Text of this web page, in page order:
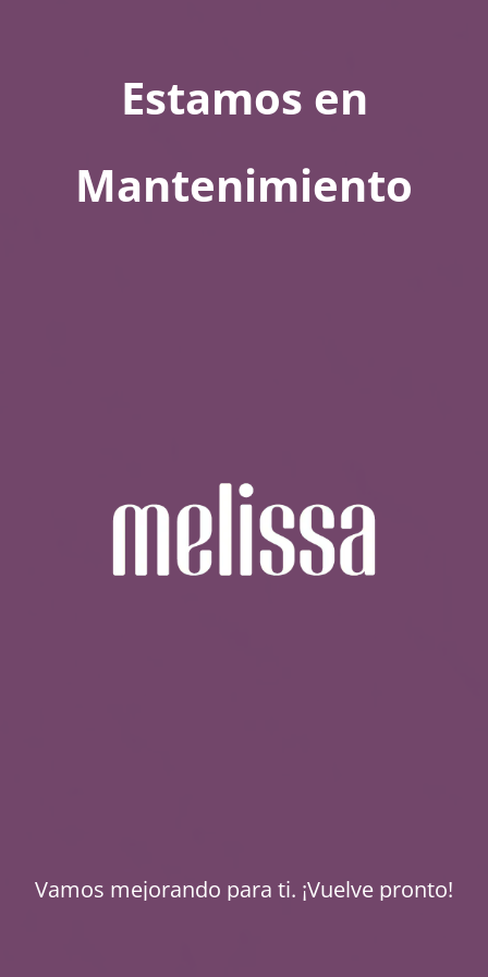
Estamos en
Mantenimiento
Vamos mejorando para ti. ¡Vuelve pronto!